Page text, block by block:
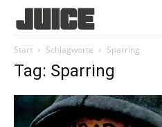
Start Schlagworte Sparring
Tag: Sparring